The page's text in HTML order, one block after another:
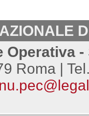
Operativa
Roma |